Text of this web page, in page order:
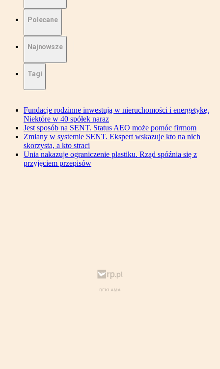
Polecane
Najnowsze
Tagi
Fundacje rodzinne inwestują w nieruchomości i energetykę.
Niektóre w 40 spółek naraz
Jest sposób na SENT. Status AEO może pomóc firmom
Zmiany w systemie SENT. Ekspert wskazuje kto na nich
skorzysta, a kto straci
Unia nakazuje ograniczenie plastiku. Rząd spóźnia się z
przyjęciem przepisów